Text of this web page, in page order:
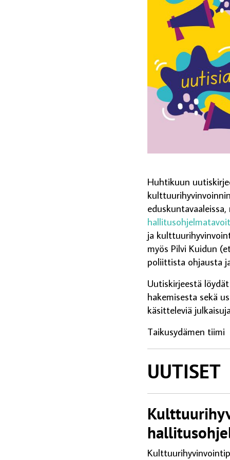
Huhtikuun
ja
myös Pilvi Kuidun
poliittista ohjausta
Uutiskirjeestä
hakemisesta sekä
käsitteleviä
Taikusydämen tiimi
UUTISET